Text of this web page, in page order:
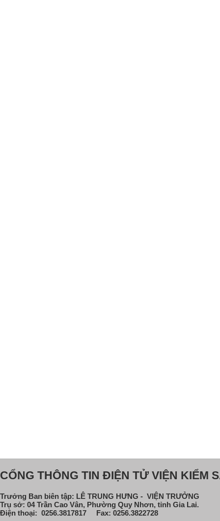
CỔNG THÔNG TIN ĐIỆN TỬ VIỆN KIỂM
Trưởng Ban biên tập: LÊ TRUNG HƯNG - VIỆN TRƯỞNG
Trụ sở: 04 Trần Cao Vân, Phường Quy Nhơn, tỉnh Gia Lai.
Điện thoại: 0256.3817817 Fax: 0256.3822728